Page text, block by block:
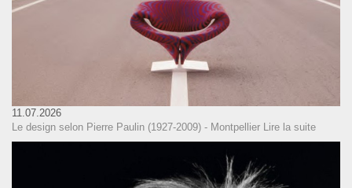
11.07.2026
Le design selon Pierre Paulin (1927-2009) - Montpellier Lire la suite